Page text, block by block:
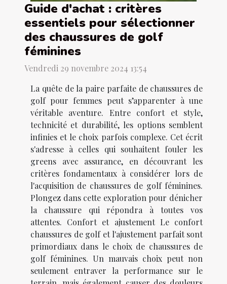
Guide d'achat : critères
essentiels pour sélectionner
des chaussures de golf
féminines
Vendredi 29 novembre 2024 13:54
La quête de la paire parfaite de chaussures de
golf pour femmes peut s’apparenter à une
véritable aventure. Entre confort et style,
technicité et durabilité, les options semblent
infinies et le choix parfois complexe. Cet écrit
s'adresse à celles qui souhaitent fouler les
greens avec assurance, en découvrant les
critères fondamentaux à considérer lors de
l'acquisition de chaussures de golf féminines.
Plongez dans cette exploration pour dénicher
la chaussure qui répondra à toutes vos
attentes. Confort et ajustement Le confort
chaussures de golf et l'ajustement parfait sont
primordiaux dans le choix de chaussures de
golf féminines. Un mauvais choix peut non
seulement entraver la performance sur le